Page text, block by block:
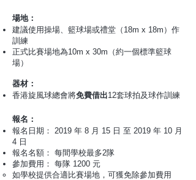
場地：
建議使用操場、籃球場或禮堂（18m x 18m）作
訓練
正式比賽場地為10m x 30m（約一個標準籃球
場）
器材：
香港旋風球總會將免費借出12套球拍及球作訓練
報名：
報名日期： 2019 年 8 月 15 日 至 2019 年 10 月
4 日
報名名額： 每間學校最多2隊
參加費用： 每隊 1200 元
如學校提供合適比賽場地，可獲免除參加費用